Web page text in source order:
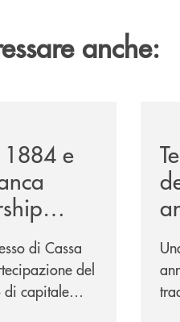
anche:
e
di Cassa
del
di capitale